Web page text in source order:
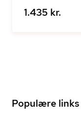
1.435 kr.
Populære links